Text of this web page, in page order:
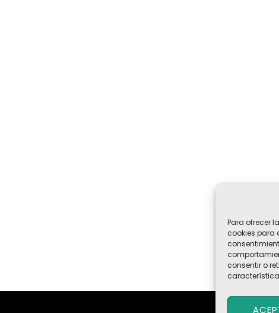
Para ofrecer
cookies para
consentir o